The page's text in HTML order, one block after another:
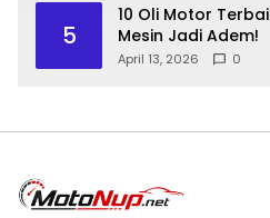
5
10 Oli Motor
Mesin Jadi Adem!
April 13, 2026 0